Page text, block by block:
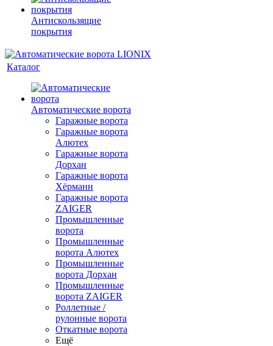
Антискользящие
покрытия
Каталог
Автоматические ворота
Гаражные ворота
Гаражные ворота
Алютех
Гаражные ворота
Дорхан
Гаражные ворота
Хёрманн
Гаражные ворота
ZAIGER
Промышленные
ворота
Промышленные
ворота Алютех
Промышленные
ворота Дорхан
Промышленные
ворота ZAIGER
Роллетные /
рулонные ворота
Откатные ворота
Ещё